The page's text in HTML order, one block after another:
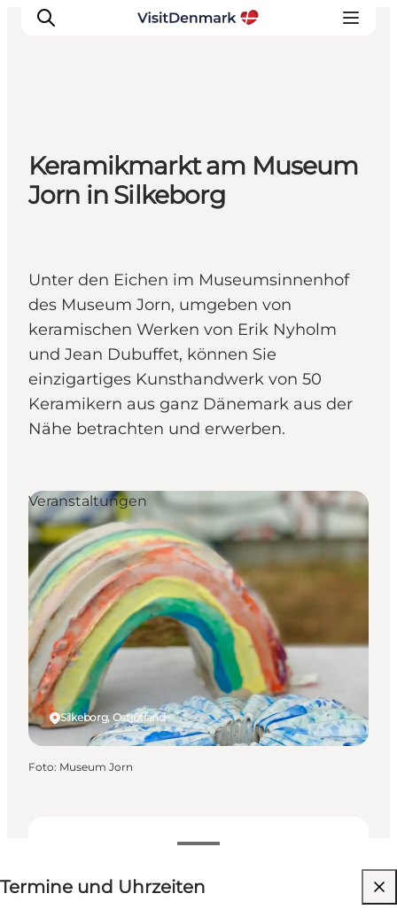
Inspiration
Regionen
Erlebnisse
Keramikmarkt am Museum
Jorn in Silkeborg
Unter den Eichen im Museumsinnenhof
des Museum Jorn, umgeben von
keramischen Werken von Erik Nyholm
und Jean Dubuffet, können Sie
einzigartiges Kunsthandwerk von 50
Keramikern aus ganz Dänemark aus der
Nähe betrachten und erwerben.
Termine und Uhrzeiten
Termine und Uhrzeiten
Kostenlos
Silkeborg, Ostjütland
Veranstaltungen
Foto: Museum Jorn